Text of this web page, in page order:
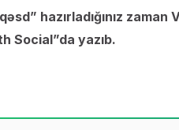
hazırladığınız
Social”da yazıb.